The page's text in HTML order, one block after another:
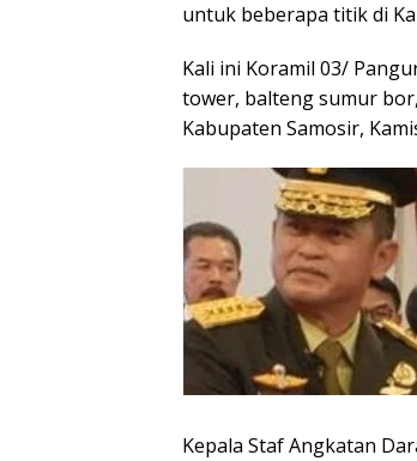
untuk beberapa titik di
Kali ini Koramil 03/
tower, balteng sumur
Kabupaten Samosir,
Kepala Staf Angkatan